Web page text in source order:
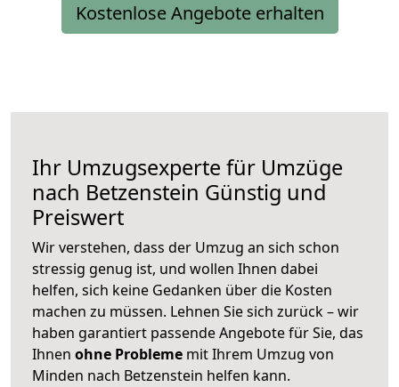
Kostenlose Angebote erhalten
Ihr Umzugsexperte für Umzüge
nach Betzenstein Günstig und
Preiswert
Wir verstehen, dass der Umzug an sich schon
stressig genug ist, und wollen Ihnen dabei
helfen, sich keine Gedanken über die Kosten
machen zu müssen. Lehnen Sie sich zurück – wir
haben garantiert passende Angebote für Sie, das
Ihnen ohne Probleme mit Ihrem Umzug von
Minden nach Betzenstein helfen kann.